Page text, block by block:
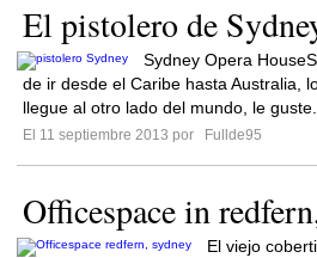
El pistolero de
Sydney Opera
de ir desde el Caribe hasta Australia,
llegue al otro lado del mundo, le guste.
El 11 septiembre 2013 por
Fullde95
Officespace in
El viejo